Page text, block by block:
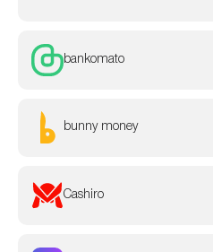
bankomato
bunny money
Cashiro